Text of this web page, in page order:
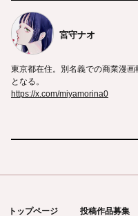
宮守ナオ
東京都在住。別名義での商業漫
となる。
https://x.com/miyamorina0
トップページ 投稿作品募集